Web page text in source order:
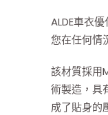
ALDE車衣
您在任何情
該材質採
術製造，具
成了貼身的